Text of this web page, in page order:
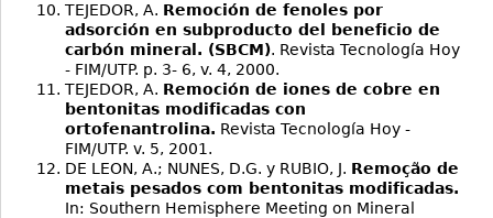
TEJEDOR, A. Remoción de fenoles por
adsorción en subproducto del beneficio de
carbón mineral. (SBCM). Revista Tecnología Hoy
- FIM/UTP. p. 3- 6, v. 4, 2000.
TEJEDOR, A. Remoción de iones de cobre en
bentonitas modificadas con
ortofenantrolina. Revista Tecnología Hoy -
FIM/UTP. v. 5, 2001.
DE LEON, A.; NUNES, D.G. y RUBIO, J. Remoção de
metais pesados com bentonitas modificadas.
In: Southern Hemisphere Meeting on Mineral